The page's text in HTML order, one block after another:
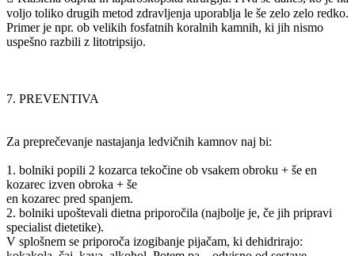
voljo toliko drugih metod zdravljenja uporablja le še zelo zelo redko.
Primer je npr. ob velikih fosfatnih koralnih kamnih, ki jih nismo
uspešno razbili z litotripsijo.
7. PREVENTIVA
Za preprečevanje nastajanja ledvičnih kamnov naj bi:
1. bolniki popili 2 kozarca tekočine ob vsakem obroku + še en
kozarec izven obroka + še
en kozarec pred spanjem.
2. bolniki upoštevali dietna priporočila (najbolje je, če jih pripravi
specialist dietetike).
V splošnem se priporoča izogibanje pijačam, ki dehidrirajo: